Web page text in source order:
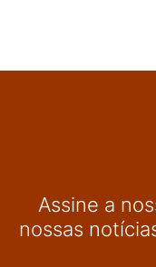
Assine a
nossas